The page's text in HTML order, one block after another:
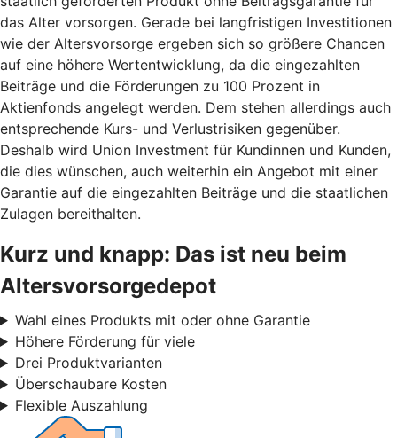
das Alter vorsorgen. Gerade bei langfristigen Investitionen
wie der Altersvorsorge ergeben sich so größere Chancen
auf eine höhere Wertentwicklung, da die eingezahlten
Beiträge und die Förderungen zu 100 Prozent in
Aktienfonds angelegt werden. Dem stehen allerdings auch
entsprechende Kurs- und Verlustrisiken gegenüber.
Deshalb wird Union Investment für Kundinnen und Kunden,
die dies wünschen, auch weiterhin ein Angebot mit einer
Garantie auf die eingezahlten Beiträge und die staatlichen
Zulagen bereithalten.
Kurz und knapp: Das ist neu beim
Altersvorsorgedepot
Wahl eines Produkts mit oder ohne Garantie
Höhere Förderung für viele
Drei Produktvarianten
Überschaubare Kosten
Flexible Auszahlung